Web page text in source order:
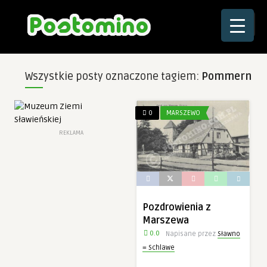
☰
Wszystkie posty oznaczone tagiem: Pommern
REKLAMA
0 MARSZEWO
Pozdrowienia z
Marszewa
0.0 Napisane przez Sławno
= Schlawe